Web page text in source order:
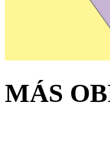
MÁS